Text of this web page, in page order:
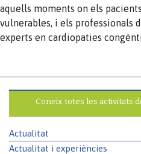
aquells moments on els
vulnerables, i els professionals
experts en cardiopaties
Coneix totes les activitats
Actualitat
Actualitat i experiències